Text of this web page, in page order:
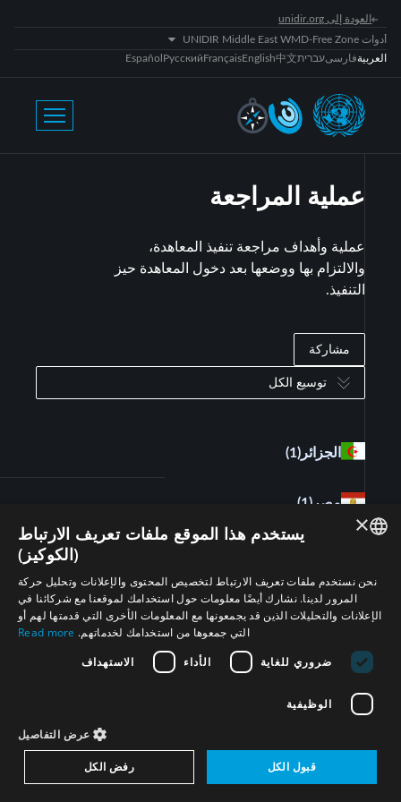
العودة إلى unidir.org
أدوات UNIDIR Middle East WMD-Free Zone
العربيةفارسیעברית中文
English
Français
Русский
Español
عملية المراجعة
عملية وأهداف مراجعة تنفيذ المعاهدة،
والالتزام بها ووضعها بعد دخول المعاهدة حيز
التنفيذ.
مشاركة
توسيع الكل
الجزائر (1)
مصر (1)
اشترك في النشرة الإخبارية لمشروع المنطقة الخالية من
ARABIC
FRENCH
HEBREW
×
يستخدم هذا الموقع ملفات تعريف الارتباط
(الكوكيز)
نحن نستخدم ملفات تعريف الارتباط لتخصيص المحتوى والإعلانات وتحليل حركة
المرور لدينا. نشارك أيضًا معلومات حول استخدامك لموقعنا مع شركائنا في
الإعلانات والتحليلات الذين قد يجمعونها مع المعلومات الأخرى التي قدمتها لهم أو
التي جمعوها من استخدامك لخدماتهم. Read more
ضروري للغاية
الأداء الاستهداف
الوظيفية
عرض التفاصيل
قبول الكل رفض الكل